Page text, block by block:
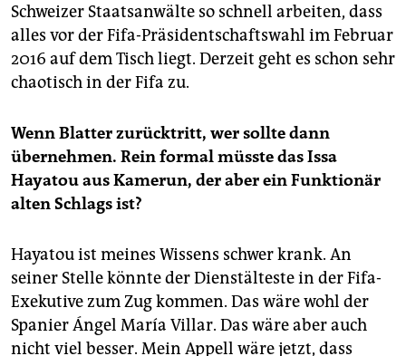
Schweizer Staatsanwälte so schnell arbeiten, dass
alles vor der Fifa-Präsidentschaftswahl im Februar
2016 auf dem Tisch liegt. Derzeit geht es schon sehr
chaotisch in der Fifa zu.
Wenn Blatter zurücktritt, wer sollte dann
übernehmen. Rein formal müsste das Issa
Hayatou aus Kamerun, der aber ein Funktionär
alten Schlags ist?
Hayatou ist meines Wissens schwer krank. An
seiner Stelle könnte der Dienstälteste in der Fifa-
Exekutive zum Zug kommen. Das wäre wohl der
Spanier Ángel María Villar. Das wäre aber auch
nicht viel besser. Mein Appell wäre jetzt, dass